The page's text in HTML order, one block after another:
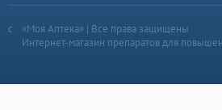
«Моя Аптека» | Все права защищены
Интернет-магазин препаратов для